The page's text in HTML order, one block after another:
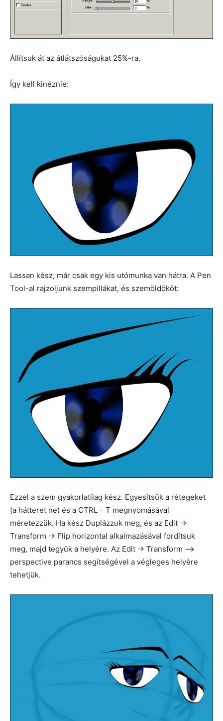
Állítsuk át az átlátszóságukat 25%-ra.
Így kell kinéznie:
Lassan kész, már csak egy kis utómunka van hátra. A Pen
Tool-al rajzoljunk szempillákat, és szemöldököt:
Ezzel a szem gyakorlatilag kész. Egyesítsük a rétegeket
(a hátteret ne) és a CTRL – T megnyomásával
méretezzük. Ha kész Duplázzuk meg, és az Edit ->
Transform -> Flip horizontal alkalmazásával fordítsuk
meg, majd tegyük a helyére. Az Edit -> Transform –>
perspective parancs segítségével a végleges helyére
tehetjük.